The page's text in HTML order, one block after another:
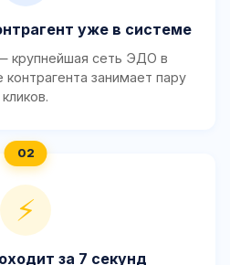
уже в системе
крупнейшая сеть ЭДО в
занимает пару
кликов.
⚡
за 7 секунд